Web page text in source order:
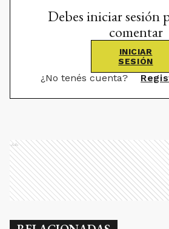
Debes iniciar sesión
comentar
INICIAR
SESIÓN
¿No tenés cuenta?
Ads